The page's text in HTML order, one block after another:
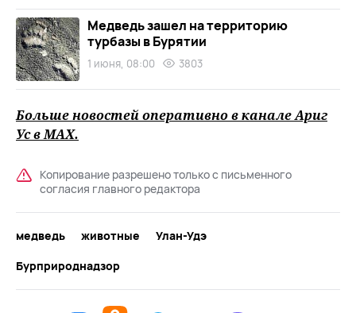
Медведь зашел на территорию
турбазы в Бурятии
1 июня, 08:00 3803
Больше новостей оперативно в канале Ариг
Ус вMAХ.
Копирование разрешено только с письменного
согласия главного редактора
медведь животные
Улан-Удэ
Бурприроднадзор